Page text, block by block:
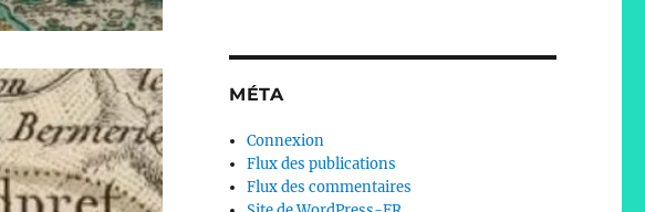
MÉTA
Connexion
Flux des publications
Flux des commentaires